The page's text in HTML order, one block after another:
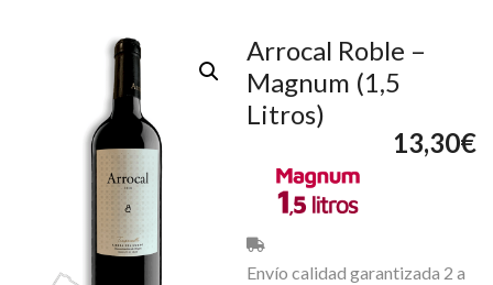
Arrocal Roble –
Magnum (1,5
Litros)
13,30€
Envío calidad garantizada 2 a